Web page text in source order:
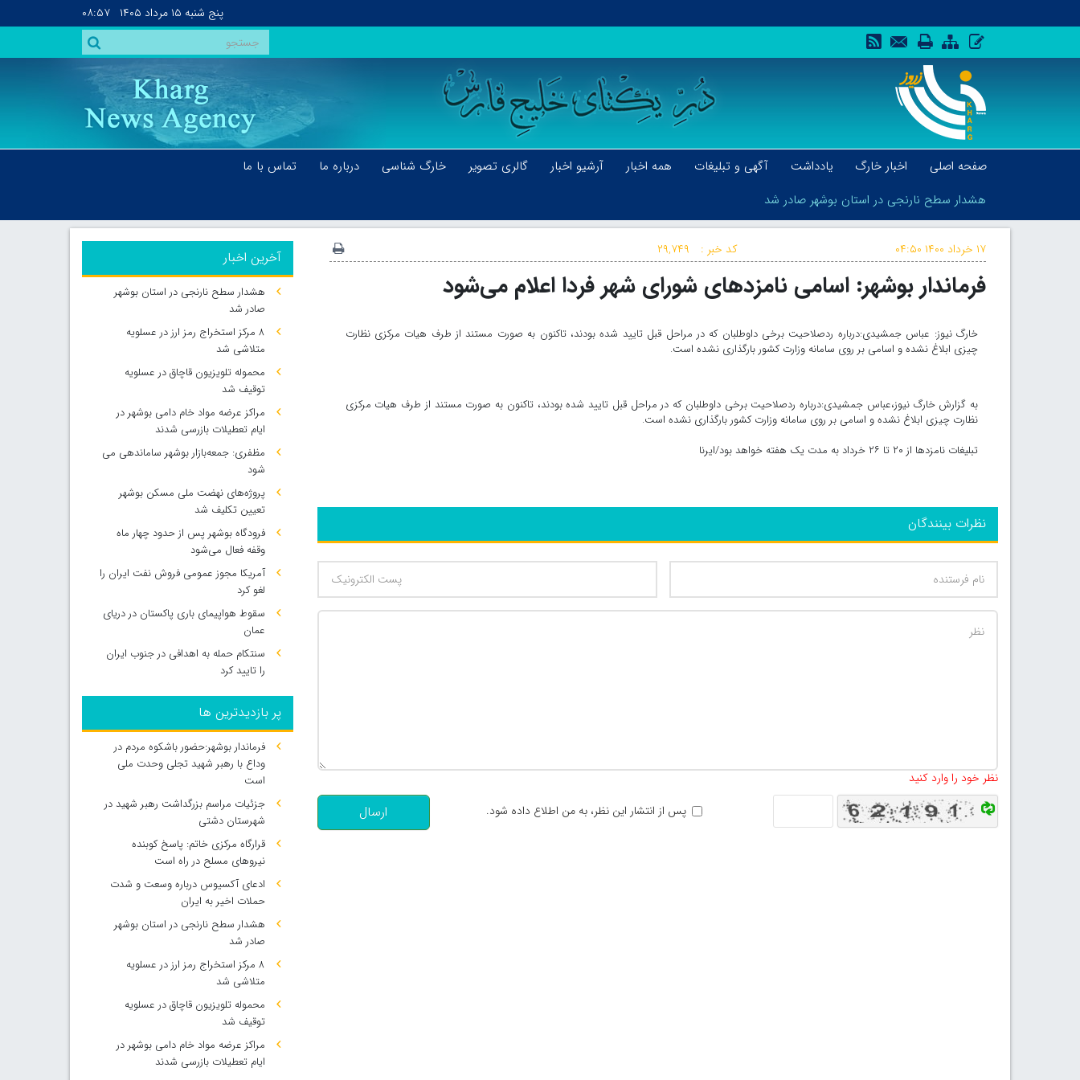
پنج شنبه ۱۵ مرداد ۱۴۰۵ ۰۸:۵۷
صفحه اصلی اخبار خارگ یادداشت آگهی و تبلیغات همه اخبار آرشیو اخبار گالری تصویر خارگ شناسی درباره ما
تماس با ما
هشدار سطح نارنجی در استان بوشهر صادر شد
هشدار سطح نارنجی در استان بوشهر صادر شد
کد خبر : ۲۹,۷۴۹ ۱۷ خرداد ۱۴۰۰ ۰۴:۵۰
فرماندار بوشهر: اسامی نامزدهای شورای شهر فردا اعلام می‌شود
خارگ نیوز: عباس جمشیدی:درباره ردصلاحیت برخی داوطلبان که در مراحل قبل تایید شده بودند، تاکنون به صورت مستند از طرف هیات مرکزی نظارت
چیزی ابلاغ نشده و اسامی بر روی سامانه وزارت کشور بارگذاری نشده است. ​
به گزارش خارگ نیوز،عباس جمشیدی:درباره ردصلاحیت برخی داوطلبان که در مراحل قبل تایید شده بودند، تاکنون به صورت مستند از طرف هیات مرکزی
نظارت چیزی ابلاغ نشده و اسامی بر روی سامانه وزارت کشور بارگذاری نشده است.
تبلیغات نامزدها از ۲۰ تا ۲۶ خرداد به مدت یک هفته خواهد بود/ایرنا
نظرات بینندگان
نظر خود را وارد کنید
پس از انتشار این نظر، به من اطلاع داده شود.
ارسال
آخرین اخبار
هشدار سطح نارنجی در استان بوشهر
صادر شد
۸ مرکز استخراج رمز ارز در عسلویه
متلاشی شد
محموله تلویزیون قاچاق در عسلویه
توقیف شد
مراکز عرضه مواد خام دامی بوشهر در
ایام تعطیلات بازرسی شدند
مظفری: جمعه‌بازار بوشهر ساماندهی می‌
شود
پروژه‌های نهضت ملی مسکن بوشهر
تعیین تکلیف شد
فرودگاه بوشهر پس از حدود چهار ماه
وقفه فعال می‌شود
آمریکا مجوز عمومی فروش نفت ایران را
لغو کرد
سقوط هواپیمای باری پاکستان در دریای
عمان
سنتکام حمله به اهدافی در جنوب ایران
را تایید کرد
پر بازدیدترین ها
فرماندار بوشهر:حضور باشکوه مردم در
وداع با رهبر شهید تجلی وحدت ملی
است
جزئیات مراسم بزرگداشت رهبر شهید در
شهرستان دشتی
قرارگاه مرکزی خاتم: پاسخ کوبنده
نیروهای مسلح در راه است
ادعای آکسیوس درباره وسعت و شدت
حملات اخیر به ایران
هشدار سطح نارنجی در استان بوشهر
صادر شد
۸ مرکز استخراج رمز ارز در عسلویه
متلاشی شد
محموله تلویزیون قاچاق در عسلویه
توقیف شد
مراکز عرضه مواد خام دامی بوشهر در
ایام تعطیلات بازرسی شدند